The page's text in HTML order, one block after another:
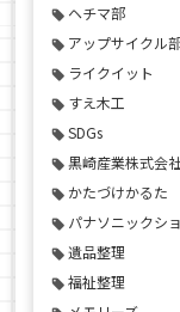
ヘチマ部
アップサイクル
ライクイット
すえ木工
SDGs
黒崎産業株式会
かたづけかるた
パナソニックシ
遺品整理
福祉整理